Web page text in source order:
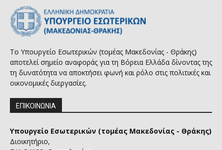
Το Υπουργείο Εσωτερικών (τομέας Μακεδονίας - Θράκης)
αποτελεί σημείο αναφοράς για τη Βόρεια Ελλάδα δίνοντας της
τη δυνατότητα να αποκτήσει φωνή και ρόλο στις πολιτικές και
οικονομικές διεργασίες.
ΕΠΙΚΟΙΝΩΝΙΑ
Υπουργείο Εσωτερικών (τομέας Μακεδονίας - Θράκης)
Διοικητήριο,